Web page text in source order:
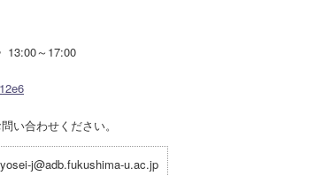
13:00～17:00
い合わせください。
j@adb.fukushima-u.ac.jp